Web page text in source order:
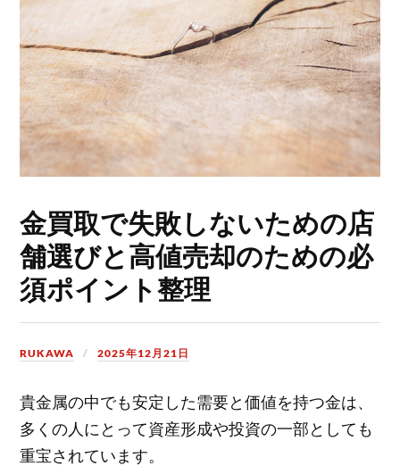
金買取で失敗しないための店
舗選びと高値売却のための必
須ポイント整理
RUKAWA 2025年12月21日
貴金属の中でも安定した需要と価値を持つ金は、
多くの人にとって資産形成や投資の一部としても
重宝されています。